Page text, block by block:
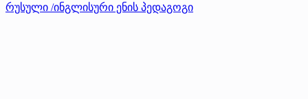
რუსული /ინგლისური ენის პედაგოგი